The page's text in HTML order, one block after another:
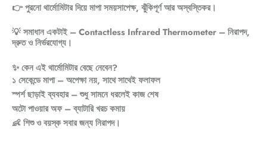
👉 পুরনো থার্মোমিটার দিয়ে মাপা সময়সাপেক্ষ, ঝুঁকিপূর্ণ আর অস্বস্তিকর।
💡 সমাধান একটাই – Contactless Infrared Thermometer – নিরাপদ,
দ্রুত ও নির্ভরযোগ্য।
✨ কেন এই থার্মোমিটার বেছে নেবেন?
১ সেকেন্ডে মাপা – অপেক্ষা নয়, সাথে সাথেই ফলাফল
স্পর্শ ছাড়াই ব্যবহার – শুধু সামনে ধরলেই কাজ শেষ
অটো পাওয়ার অফ – ব্যাটারি খরচ কমায়
👶 শিশু ও বয়স্ক সবার জন্য নিরাপদ।